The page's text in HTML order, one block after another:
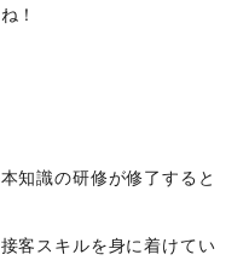
！
知識の研修が修了すると
客スキルを身に着けてい